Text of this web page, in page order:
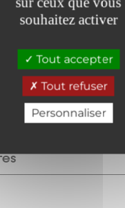
souhaitez activer
Tout accepter
Tout refuser
Personnaliser